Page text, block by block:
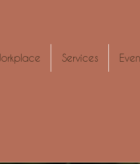
Services